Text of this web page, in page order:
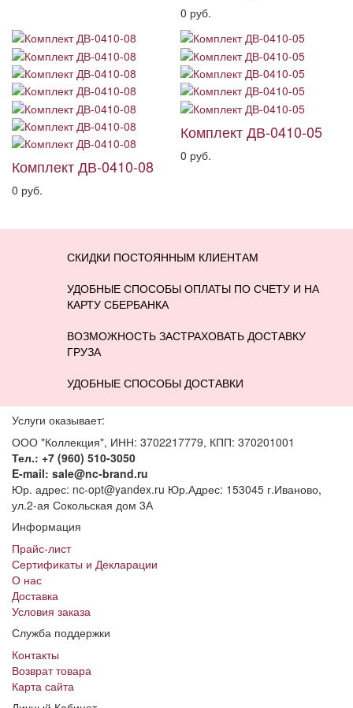
0 руб.
Комплект ДВ-0410-08
0 руб.
Комплект ДВ-0410-05
0 руб.
СКИДКИ ПОСТОЯННЫМ КЛИЕНТАМ
УДОБНЫЕ СПОСОБЫ ОПЛАТЫ ПО СЧЕТУ И НА
КАРТУ СБЕРБАНКА
ВОЗМОЖНОСТЬ ЗАСТРАХОВАТЬ ДОСТАВКУ
ГРУЗА
УДОБНЫЕ СПОСОБЫ ДОСТАВКИ
Услуги оказывает:
ООО "Коллекция", ИНН: 3702217779, КПП: 370201001
Тел.: +7 (960) 510-3050
E-mail: sale@nc-brand.ru
Юр. адрес: nc-opt@yandex.ru Юр.Адрес: 153045 г.Иваново,
ул.2-ая Сокольская дом 3А
Информация
Прайс-лист
Сертификаты и Декларации
О нас
Доставка
Условия заказа
Служба поддержки
Контакты
Возврат товара
Карта сайта